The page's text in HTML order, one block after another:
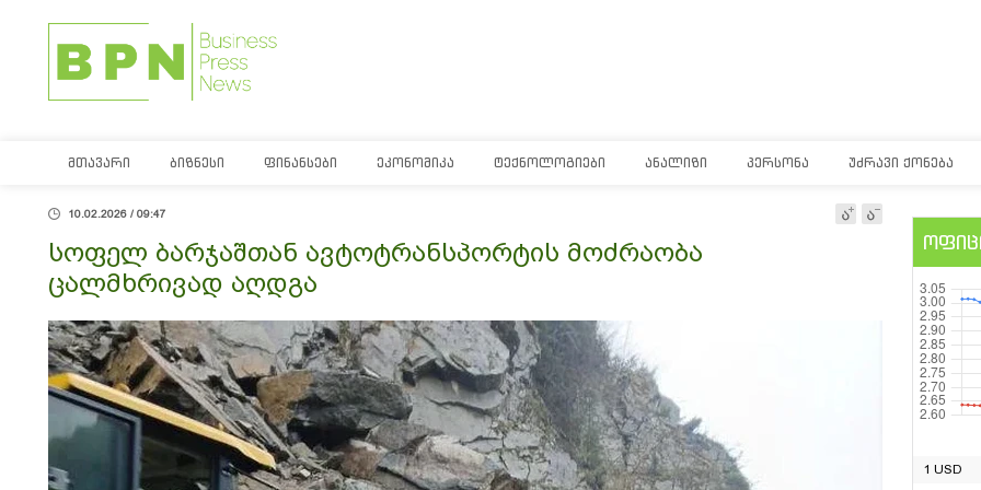
ᲛᲗᲐᲕᲐᲠᲘ ᲑᲘᲖᲜᲔᲡᲘ ᲤᲘᲜᲐᲜᲡᲔᲑᲘ ᲔᲙᲝᲜᲝᲛᲘᲙᲐ ᲢᲔᲥᲜᲝᲚᲝᲒᲘᲔᲑᲘ ᲐᲜᲐᲚᲘᲖᲘ ᲞᲔᲠᲡᲝᲜᲐ ᲣᲫᲠᲐᲕᲘ ᲥᲝᲜᲔᲑᲐ
10.02.2026 / 09:47
სოფელ ბარჯაშთან ავტოტრანსპორტის მოძრაობა
ცალმხრივად აღდგა
1 USD